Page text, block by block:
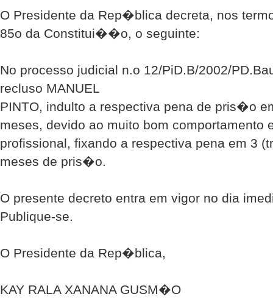
O Presidente da Rep�blica decreta, nos
85o da Constitui��o, o seguinte:
No processo judicial n.o 12/PiD.B/2002/
recluso MANUEL
PINTO, indulto a respectiva pena de pris�o
meses, devido ao muito bom
profissional, fixando a respectiva pena em 3
meses de pris�o.
O presente decreto entra em vigor no dia
Publique-se.
O Presidente da Rep�blica,
KAY RALA XANANA GUSM�O